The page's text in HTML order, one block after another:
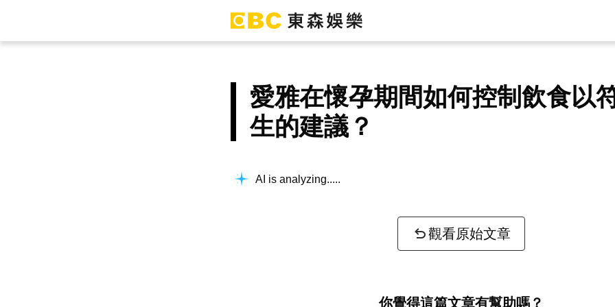
愛雅在懷孕期間如何控制飲食以
生的建議？
AI is analyzing...
觀看原始文章
你覺得這篇文章有幫助嗎？